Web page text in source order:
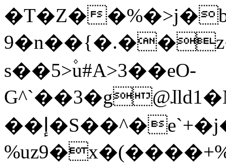
�T�Z�
s��5>۫u#A>3��eO-
��إ�S��^�e`+�j�ժ�?